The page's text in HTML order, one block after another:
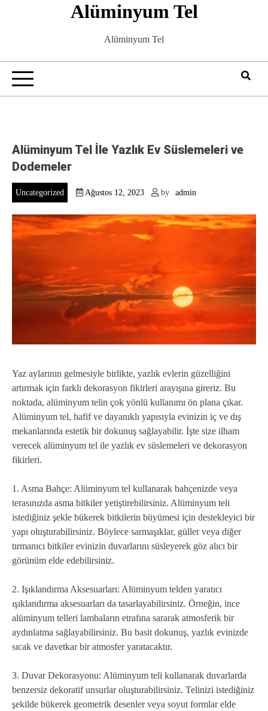
Alüminyum Tel
Alüminyum Tel
Alüminyum Tel İle Yazlık Ev Süslemeleri ve
Dodemeler
Uncategorized Ağustos 12, 2023 by admin
Yaz aylarının gelmesiyle birlikte, yazlık evlerin güzelliğini
artırmak için farklı dekorasyon fikirleri arayışına gireriz. Bu
noktada, alüminyum telin çok yönlü kullanımı ön plana çıkar.
Alüminyum tel, hafif ve dayanıklı yapısıyla evinizin iç ve dış
mekanlarında estetik bir dokunuş sağlayabilir. İşte size ilham
verecek alüminyum tel ile yazlık ev süslemeleri ve dekorasyon
fikirleri.
1. Asma Bahçe: Alüminyum tel kullanarak bahçenizde veya
terasınızda asma bitkiler yetiştirebilirsiniz. Alüminyum teli
istediğiniz şekle bükerek bitkilerin büyümesi için destekleyici bir
yapı oluşturabilirsiniz. Böylece sarmaşıklar, güller veya diğer
tırmanıcı bitkiler evinizin duvarlarını süsleyerek göz alıcı bir
görünüm elde edebilirsiniz.
2. Işıklandırma Aksesuarları: Alüminyum telden yaratıcı
ışıklandırma aksesuarları da tasarlayabilirsiniz. Örneğin, ince
alüminyum telleri lambaların etrafına sararak atmosferik bir
aydınlatma sağlayabilirsiniz. Bu basit dokunuş, yazlık evinizde
sıcak ve davetkar bir atmosfer yaratacaktır.
3. Duvar Dekorasyonu: Alüminyum teli kullanarak duvarlarda
benzersiz dekoratif unsurlar oluşturabilirsiniz. Telinizi istediğiniz
şekilde bükerek geometrik desenler veya soyut formlar elde